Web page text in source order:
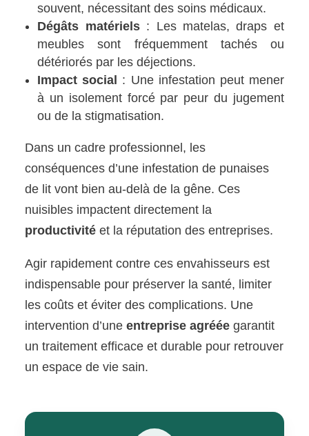
souvent, nécessitant des soins médicaux.
Dégâts matériels: Les matelas, draps et
meubles sont fréquemment tachés ou
détériorés par les déjections.
Impact social
: Une infestation peut mener
à un isolement forcé par peur du jugement
ou de la stigmatisation.
Dans un cadre professionnel, les
conséquences d’une infestation de punaises
de lit vont bien au-delà de la gêne. Ces
nuisibles impactent directement la
productivité et la réputation des entreprises.
Agir rapidement contre ces envahisseurs est
indispensable pour préserver la santé, limiter
les coûts et éviter des complications. Une
intervention d’uneentreprise agréée garantit
un traitement efficace et durable pour retrouver
un espace de vie sain.